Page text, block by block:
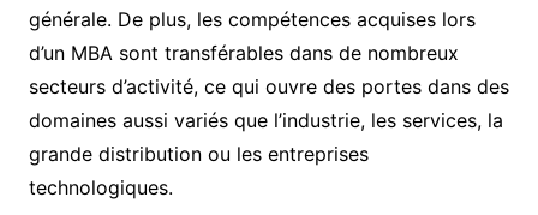
générale. De plus, les compétences acquises lors
d’un MBA sont transférables dans de nombreux
secteurs d’activité, ce qui ouvre des portes dans des
domaines aussi variés que l’industrie, les services, la
grande distribution ou les entreprises
technologiques.